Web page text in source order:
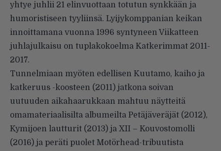
yhtye juhlii 21 elinvuottaan totutun synkkään ja
humoristiseen tyyliinsä. Lyijykomppanian keikan
innoittamana vuonna 1996 syntyneen Viikatteen
juhlajulkaisu on tuplakokoelma Katkerimmat 2011-
2017.
Tunnelmiaan myöten edellisen Kuutamo, kaiho ja
katkeruus -koosteen (2011) jatkona soivan
uutuuden aikahaarukkaan mahtuu näytteitä
omamateriaalisilta albumeilta Petäjäveräjät (2012),
Kymijoen lautturit (2013) ja XII – Kouvostomolli
(2016) ja peräti puolet Motörhead-tribuutista